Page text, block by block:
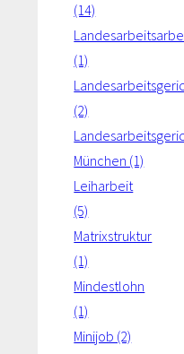
(14)
(1)
(2)
München (1)
Leiharbeit
(5)
Matrixstruktur
(1)
Mindestlohn
(1)
Minijob (2)